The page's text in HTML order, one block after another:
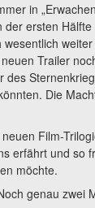
in
ersten
Trailer
Die
Film-
erfährt und so
möchte.
genau zwei